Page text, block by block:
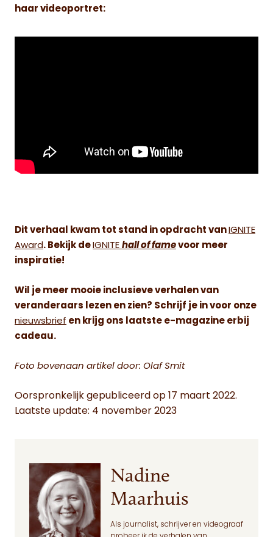
haar videoportret:
Dit verhaal kwam tot stand in opdracht van IGNITE
Award . Bekijk de IGNITE hall of fame voor meer
inspiratie!
Wil je meer mooie inclusieve verhalen van
veranderaars lezen en zien? Schrijf je in voor onze
nieuwsbrief en krijg ons laatste e-magazine erbij
cadeau.
Foto bovenaan artikel door: Olaf Smit
Oorspronkelijk gepubliceerd op 17 maart 2022.
Laatste update: 4 november 2023
Nadine
Maarhuis
Als journalist, schrijver en videograaf